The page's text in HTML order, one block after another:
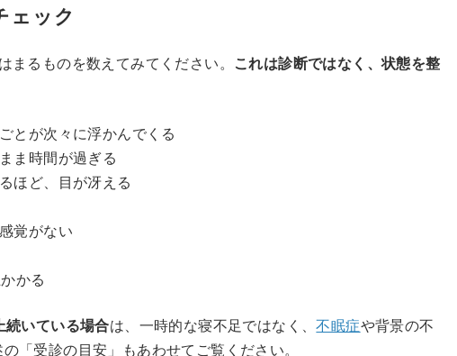
ェック
るものを数えてみてください。 これは診断ではなく、状態を整
とが次々に浮かんでくる
ま時間が過ぎる
ほど、目が冴える
覚がない
かる
いている場合は、一時的な寝不足ではなく、不眠症や背景の不
「受診の目安」もあわせてご覧ください。